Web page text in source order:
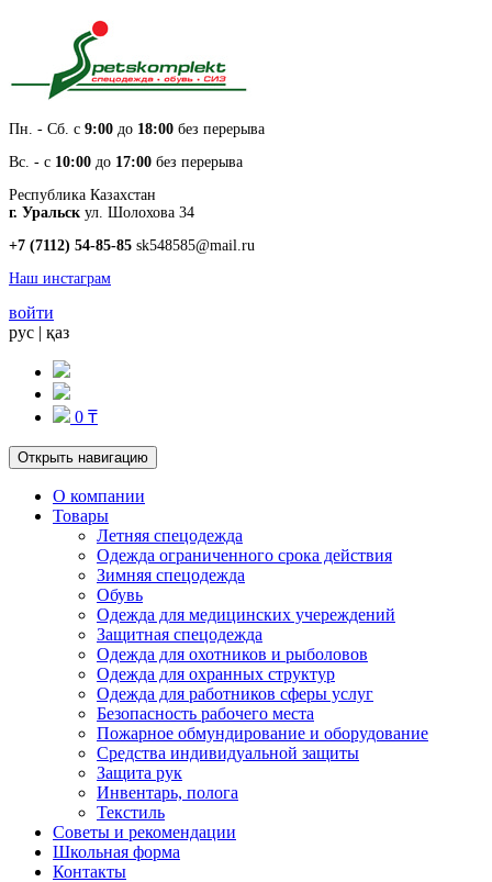
Пн. - Cб. с 9:00 до 18:00 без перерыва
Вс. - с 10:00 до 17:00 без перерыва
Республика Казахстан
г. Уральск ул. Шолохова 34
+7 (7112) 54-85-85 sk548585@mail.ru
Наш инстаграм
войти
рус | қаз
0 ₸
Открыть навигацию
О компании
Товары
Летняя спецодежда
Одежда ограниченного срока действия
Зимняя спецодежда
Обувь
Одежда для медицинских учереждений
Защитная спецодежда
Одежда для охотников и рыболовов
Одежда для охранных структур
Одежда для работников сферы услуг
Безопасность рабочего места
Пожарное обмундирование и оборудование
Средства индивидуальной защиты
Защита рук
Инвентарь, полога
Текстиль
Советы и рекомендации
Школьная форма
Контакты